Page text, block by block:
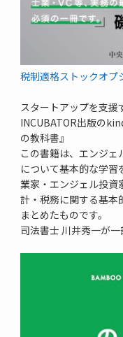
税制適格ストックオプ
スタートアップを支援
INCUBATOR出版の
の教科書』
この書籍は、エンジ
について基本的な学習
業家・エンジェル投資
計・税務に関する基本
まとめたものです。
司法書士 川井秀一が一